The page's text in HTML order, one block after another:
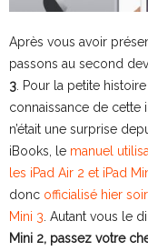
Après vous avoir
passons au second
3 . Pour la petite
connaissance de cette
n’était une surprise
iBooks, le manuel
les iPad Air 2 et iPad
donc officialisé hier
Mini 3 . Autant vous le
Mini 2, passez votre